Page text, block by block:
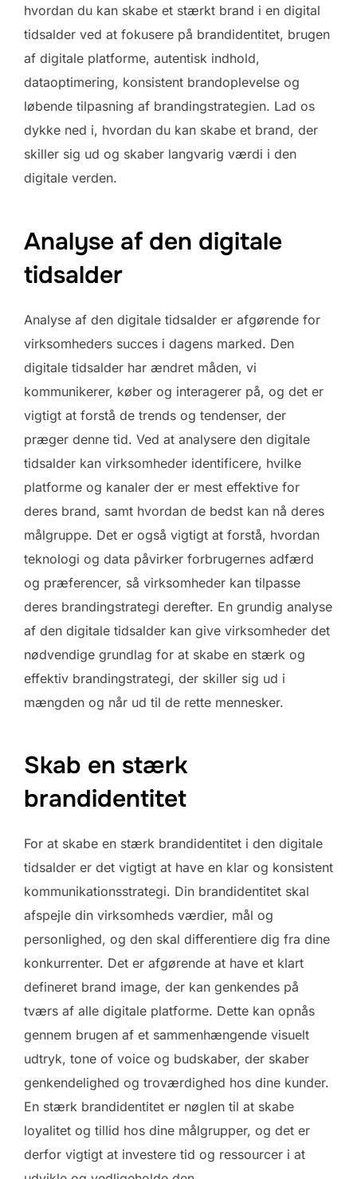
hvordan du kan skabe et stærkt brand i en digital
tidsalder ved at fokusere på brandidentitet, brugen
af digitale platforme, autentisk indhold,
dataoptimering, konsistent brandoplevelse og
løbende tilpasning af brandingstrategien. Lad os
dykke ned i, hvordan du kan skabe et brand, der
skiller sig ud og skaber langvarig værdi i den
digitale verden.
Analyse af den digitale
tidsalder
Analyse af den digitale tidsalder er afgørende for
virksomheders succes i dagens marked. Den
digitale tidsalder har ændret måden, vi
kommunikerer, køber og interagerer på, og det er
vigtigt at forstå de trends og tendenser, der
præger denne tid. Ved at analysere den digitale
tidsalder kan virksomheder identificere, hvilke
platforme og kanaler der er mest effektive for
deres brand, samt hvordan de bedst kan nå deres
målgruppe. Det er også vigtigt at forstå, hvordan
teknologi og data påvirker forbrugernes adfærd
og præferencer, så virksomheder kan tilpasse
deres brandingstrategi derefter. En grundig analyse
af den digitale tidsalder kan give virksomheder det
nødvendige grundlag for at skabe en stærk og
effektiv brandingstrategi, der skiller sig ud i
mængden og når ud til de rette mennesker.
Skab en stærk
brandidentitet
For at skabe en stærk brandidentitet i den digitale
tidsalder er det vigtigt at have en klar og konsistent
kommunikationsstrategi. Din brandidentitet skal
afspejle din virksomheds værdier, mål og
personlighed, og den skal differentiere dig fra dine
konkurrenter. Det er afgørende at have et klart
defineret brand image, der kan genkendes på
tværs af alle digitale platforme. Dette kan opnås
gennem brugen af et sammenhængende visuelt
udtryk, tone of voice og budskaber, der skaber
genkendelighed og troværdighed hos dine kunder.
En stærk brandidentitet er nøglen til at skabe
loyalitet og tillid hos dine målgrupper, og det er
derfor vigtigt at investere tid og ressourcer i at